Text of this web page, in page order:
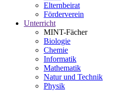
Elternbeirat
Förderverein
Unterricht
MINT-Fächer
Biologie
Chemie
Informatik
Mathematik
Natur und Technik
Physik